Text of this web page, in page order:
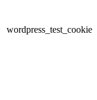
wordpress_test_cookie